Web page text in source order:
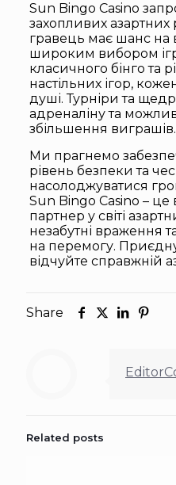
Sun Bingo Casino
захопливих азартних
гравець має шанс
широким вибором
класичного бінго та
настільних ігор,
душі. Турніри та
адреналіну та
збільшення виграшів.
Ми прагнемо
рівень безпеки та
насолоджуватися
Sun Bingo Casino –
партнер у світі
незабутні враження
на перемогу.
відчуйте справжній
Share
Related posts